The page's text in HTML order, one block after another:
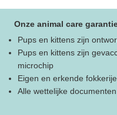
Onze animal care
Pups en kittens zijn
Pups en kittens zijn
microchip
Eigen en erkende
Alle wettelijke